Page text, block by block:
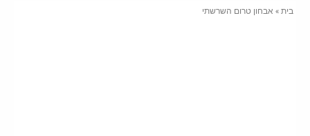
בית» אבחון טרום השרשתי